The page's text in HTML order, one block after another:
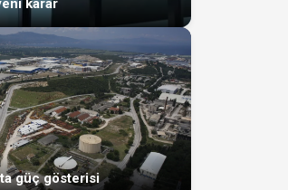
karar
güç gösterisi